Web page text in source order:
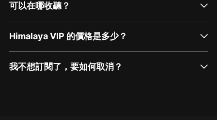
可以在哪收聽？
Himalaya VIP 的價格是多少？
我不想訂閱了，要如何取消？